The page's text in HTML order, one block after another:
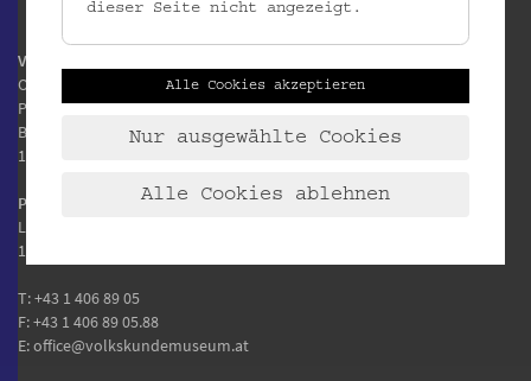
Volkskundemuseum Wien
Otto Wagner Areal
Pavillon 1
Baumgartner Höhe 1
1140 Wien
Postanschrift:
Laudongasse 15-19
1080 Wien
T:+43 1 406 89 05
F: +43 1 406 89 05.88
E:office@volkskundemuseum.at
dieser Seite nicht angezeigt.
Alle Cookies akzeptieren
Nur ausgewählte Cookies
Alle Cookies ablehnen